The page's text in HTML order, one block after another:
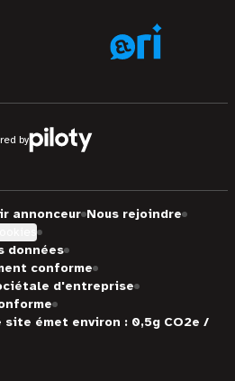
by
annonceur Nous rejoindre
données
conforme
d'entreprise
émet environ : 0,5g CO2e /